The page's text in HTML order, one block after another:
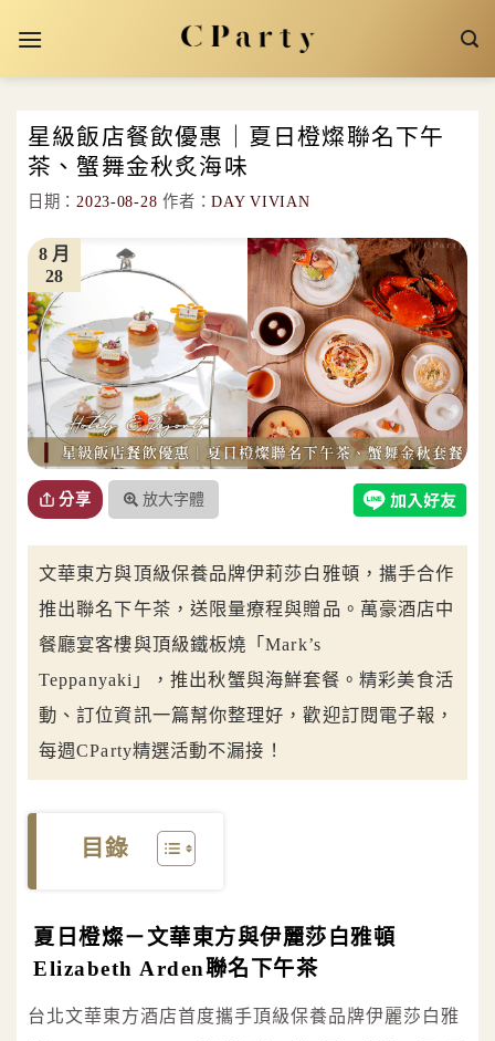
星級飯店餐飲優惠｜夏日橙燦聯名下午
茶、蟹舞金秋炙海味
日期：2023-08-28 作者：DAY VIVIAN
28
8 月
分享 放大字體
文華東方與頂級保養品牌伊莉莎白雅頓，攜手合作
推出聯名下午茶，送限量療程與贈品。萬豪酒店中
餐廳宴客樓與頂級鐵板燒「Mark’s
Teppanyaki」，推出秋蟹與海鮮套餐。精彩美食活
動、訂位資訊一篇幫你整理好，歡迎訂閱電子報，
每週CParty精選活動不漏接！
目錄
夏日橙燦－文華東方與伊麗莎白雅頓
Elizabeth Arden聯名下午茶
台北文華東方酒店首度攜手頂級保養品牌伊麗莎白雅